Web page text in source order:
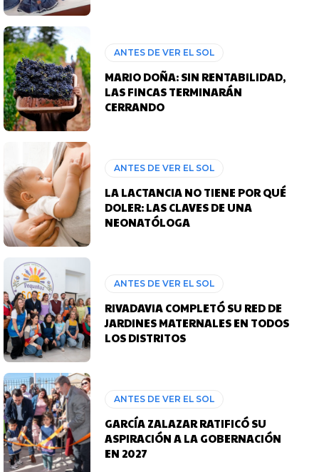
ANTES DE VER EL SOL
MARIO DOÑA: SIN RENTABILIDAD,
LAS FINCAS TERMINARÁN
CERRANDO
ANTES DE VER EL SOL
LA LACTANCIA NO TIENE POR QUÉ
DOLER: LAS CLAVES DE UNA
NEONATÓLOGA
ANTES DE VER EL SOL
RIVADAVIA COMPLETÓ SU RED DE
JARDINES MATERNALES EN TODOS
LOS DISTRITOS
ANTES DE VER EL SOL
GARCÍA ZALAZAR RATIFICÓ SU
ASPIRACIÓN A LA GOBERNACIÓN
EN 2027